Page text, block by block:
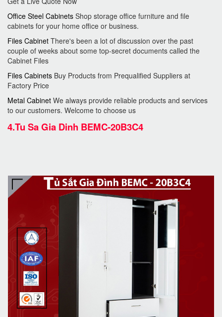
Office Steel Cabinets Shop storage office furniture and file
cabinets for your home office or business.
Files Cabinet There's been a lot of discussion over the past
couple of weeks about some top-secret documents called the
Cabinet Files
Files Cabinets Buy Products from Prequalified Suppliers at
Factory Price
Metal Cabinet We always provide reliable products and services
to our customers. Welcome to choose us
4.Tu Sa Gia Dinh BEMC-20B3C4